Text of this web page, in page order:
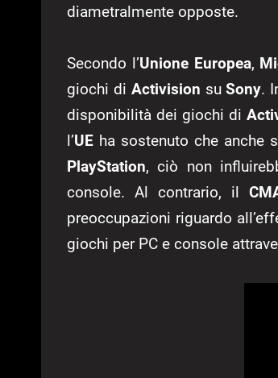
diametralmente opposte.
Secondo l’Unione Europea,
giochi di Activision suSony.
disponibilità dei giochi di
l’UE ha sostenuto che anche
PlayStation, ciò non
console. Al contrario, il
preoccupazioni riguardo
giochi per PC e console